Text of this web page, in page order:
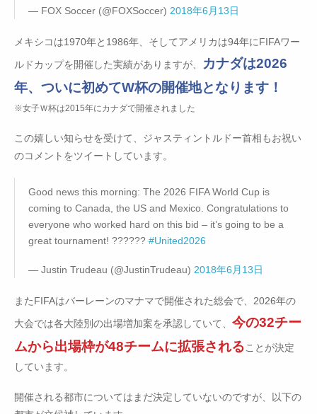
— FOX Soccer (@FOXSoccer) 2018年6月13日
メキシコは1970年と1986年、そしてアメリカは94年にFIFAワー
ルドカップを開催した実績がありますが、
カナダは2026
年、ついに初めてW杯の開催地となります！
※女子Ｗ杯は2015年にカナダで開催されました
この嬉しい知らせを受けて、ジャスティントルドー首相もお祝い
のコメントをツイートしています。
Good news this morning: The 2026 FIFA World Cup is
coming to Canada, the US and Mexico. Congratulations to
everyone who worked hard on this bid – it’s going to be a
great tournament! ?????? #United2026
— Justin Trudeau (@JustinTrudeau) 2018年6月13日
またFIFAはバーレーンのマナマで開催された総会で、2026年の
大会では各大陸別の出場増加案を承認していて、 今の32チー
ムから出場枠が48チームに拡張されることが決定
しています。
開催される都市についてはまだ決定していないのですが、以下の